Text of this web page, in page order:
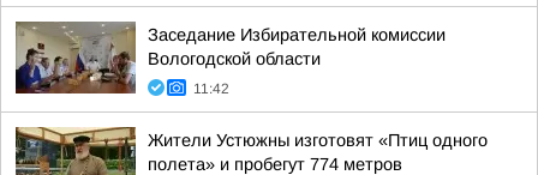
Заседание Избирательной комиссии
Вологодской области
11:42
Жители Устюжны изготовят «Птиц одного
полета» и пробегут 774 метров